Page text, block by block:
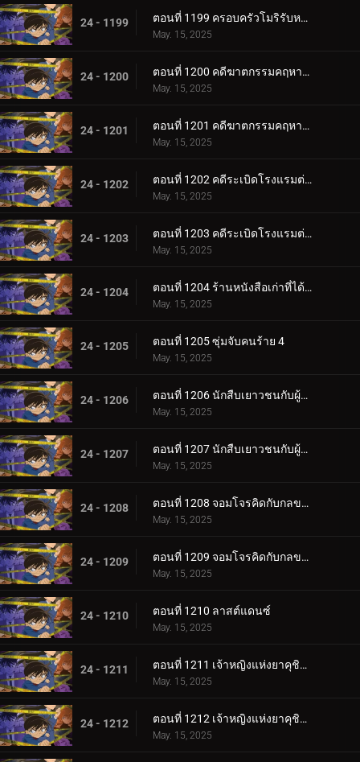
24 - 1199 ตอนที่ 1199 ครอบครัวโมริรับหน้าที่เฝ้าบ้าน
May. 15, 2025
24 - 1200 ตอนที่ 1200 คดีฆาตกรรมคฤหาสน์รัมโป (ตอนแรก)
May. 15, 2025
24 - 1201 ตอนที่ 1201 คดีฆาตกรรมคฤหาสน์รัมโป (ตอนจบ)
May. 15, 2025
24 - 1202 ตอนที่ 1202 คดีระเบิดโรงแรมต่อเนื่อง (ตอนแรก)
May. 15, 2025
24 - 1203 ตอนที่ 1203 คดีระเบิดโรงแรมต่อเนื่อง (ตอนจบ)
May. 15, 2025
24 - 1204 ตอนที่ 1204 ร้านหนังสือเก่าที่ได้ยินเสียงหวูด 4
May. 15, 2025
24 - 1205 ตอนที่ 1205 ซุ่มจับคนร้าย 4
May. 15, 2025
24 - 1206 ตอนที่ 1206 นักสืบเยาวชนกับผู้ดูแลทั้งสอง (ตอนแรก)
May. 15, 2025
24 - 1207 ตอนที่ 1207 นักสืบเยาวชนกับผู้ดูแลทั้งสอง (ตอนจบ)
May. 15, 2025
24 - 1208 ตอนที่ 1208 จอมโจรคิดกับกลขโมยมงกุฎ (ตอนแรก)
May. 15, 2025
24 - 1209 ตอนที่ 1209 จอมโจรคิดกับกลขโมยมงกุฎ (ตอนจบ)
May. 15, 2025
24 - 1210 ตอนที่ 1210 ลาสต์แดนซ์
May. 15, 2025
24 - 1211 ตอนที่ 1211 เจ้าหญิงแห่งยาคุชิมะ (ตอนแรก)
May. 15, 2025
24 - 1212 ตอนที่ 1212 เจ้าหญิงแห่งยาคุชิมะ (ตอนจบ)case-closed-1x1210
May. 15, 2025